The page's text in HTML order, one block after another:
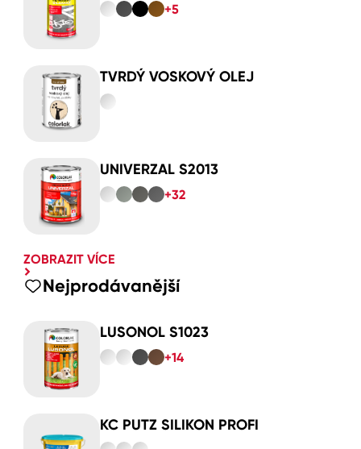
+5
TVRDÝ VOSKOVÝ OLEJ
UNIVERZAL S2013
+32
ZOBRAZIT VÍCE
Nejprodávanější
LUSONOL S1023
+14
KC PUTZ SILIKON PROFI